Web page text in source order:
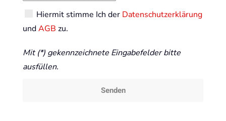
Hiermit stimme Ich der Datenschutzerklärung
undAGB zu.
Mit (*) gekennzeichnete Eingabefelder bitte
ausfüllen.
Senden